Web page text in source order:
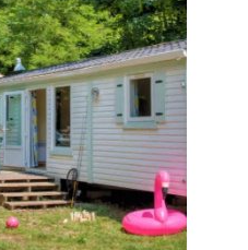
et Vitrac. Ces 7
ont été
en Aquitaine »